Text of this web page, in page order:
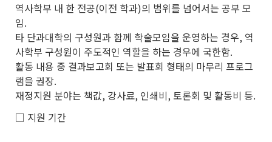
역사학부 내 한 전공(이전 학과)의 범위를 넘어서는 공부 모
임.
타 단과대학의 구성원과 함께 학술모임을 운영하는 경우, 역
사학부 구성원이 주도적인 역할을 하는 경우에 국한함.
활동 내용 중 결과보고회 또는 발표회 형태의 마무리 프로그
램을 권장.
재정지원 분야는 책값, 강사료, 인쇄비, 토론회 및 활동비 등.
□ 지원 기간